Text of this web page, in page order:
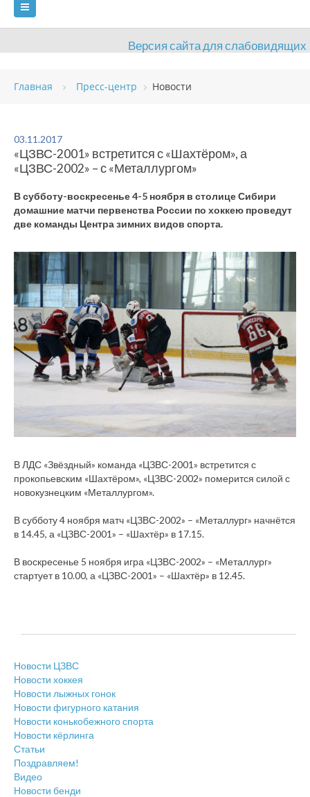
Версия сайта для слабовидящих
ГЛАВНАЯ
ВИДЫ СПОРТА
ОБЪЕКТЫ ДОКУМЕНТЫ ПРЕСС-ЦЕНТР
ОЦЕНКА КАЧЕСТВА ОБРАЗОВАНИЯ ВАКАНСИИ
ПЛАТНЫЕ УСЛУГИ КОНТАКТЫ
Главная Пресс-центр Новости
03.11.2017
«ЦЗВС-2001» встретится с «Шахтёром», а
«ЦЗВС-2002» – с «Металлургом»
В субботу-воскресенье 4-5 ноября в столице Сибири
домашние матчи первенства России по хоккею проведут
две команды Центра зимних видов спорта.
В ЛДС «Звёздный» команда «ЦЗВС-2001» встретится с
прокопьевским «Шахтёром», «ЦЗВС-2002» померится силой с
новокузнецким «Металлургом».
В субботу 4 ноября матч «ЦЗВС-2002» – «Металлург» начнётся
в 14.45, а «ЦЗВС-2001» – «Шахтёр» в 17.15.
В воскресенье 5 ноября игра «ЦЗВС-2002» – «Металлург»
стартует в 10.00, а «ЦЗВС-2001» – «Шахтёр» в 12.45.
Новости ЦЗВС
Новости хоккея
Новости лыжных гонок
Новости фигурного катания
Новости конькобежного спорта
Новости кёрлинга
Статьи
Поздравляем!
Видео
Новости бенди